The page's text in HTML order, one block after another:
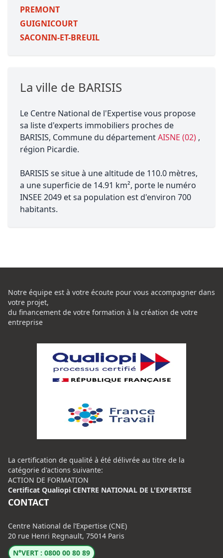
PREMONT
GUIGNICOURT
SACONIN-ET-BREUIL
La ville de BARISIS
Le Centre National de l'Expertise vous propose
sa liste d'experts immobiliers proches de
BARISIS, Commune du départementAISNE (02) ,
région Picardie.
BARISIS se situe à une altitude de 110.0 mètres,
a une superficie de 14.91 km², porte le numéro
INSEE 2049 et sa population est d'environ 700
habitants.
Notre équipe est à votre écoute pour vous accompagner dans
votre projet,
du financement de votre formation à la création de votre
entreprise
La certification de qualité à été délivrée au titre de la
catégorie d'actions suivante:
ACTION DE FORMATION
Certificat Qualiopi CENTRE NATIONAL DE L'EXPERTISE
CONTACT
Centre National de l’Expertise (CNE)
20 rue Henri Regnault, 75014 Paris
N°VERT : 0800 00 80 89